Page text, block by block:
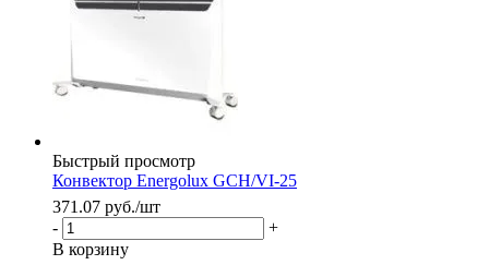
Быстрый просмотр
Конвектор Energolux GCH/VI-25
371.07 руб./шт
-
+
В корзину